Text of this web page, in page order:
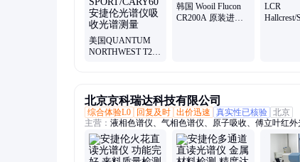
美国QUANTUM
NORTHWEST T2
韩国 Wooil Flucon
CR200A 原装进口
LCR
Hallcrest/
北京京科瑞达科技有限公司
综合体验L0
回复及时 出价迅速 真实性已核验 北京
主营： 液相色谱仪、气相色谱仪、原子吸收、傅立叶红外
谱仪、气质联用仪、液质联用仪、紫外可见分光光度计